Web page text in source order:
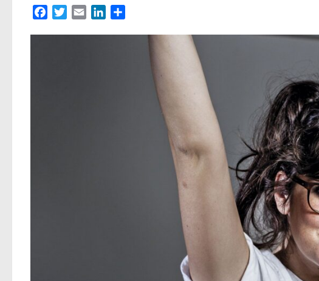
FacebookTwitterEmail LinkedIn